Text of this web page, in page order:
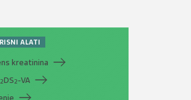
ALATI
kreatinina
2DS2-VA